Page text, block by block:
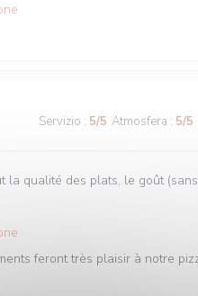
Servizio : 5/5 Atmosfera : 5/5
qualité des plats, le goût
feront très plaisir à notre